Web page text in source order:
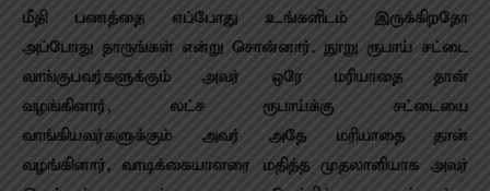
மீதி பணத்தை எப்போது உங்களிடம் இருக்கிறதோ
அப்போது தாருங்கள் என்று சொன்னார். நூறு ரூபாய் சட்டை
வாங்குபவர்களுக்கும் அவர் ஒரே மரியாதை தான்
வழங்கினார், லட்ச ரூபாய்க்கு சட்டையை
வாங்கியவர்களுக்கும் அவர் அதே மரியாதை தான்
வழங்கினார், வாடிக்கையாளரை மதித்த முதலாளியாக அவர்